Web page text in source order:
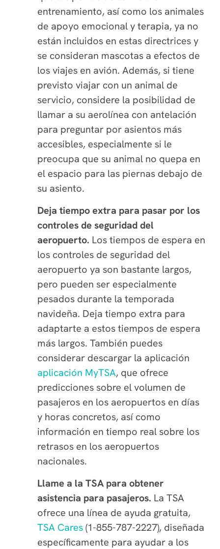
entrenamiento, así como los animales
de apoyo emocional y terapia, ya no
están incluidos en estas directrices y
se consideran mascotas a efectos de
los viajes en avión. Además, si tiene
previsto viajar con un animal de
servicio, considere la posibilidad de
llamar a su aerolínea con antelación
para preguntar por asientos más
accesibles, especialmente si le
preocupa que su animal no quepa en
el espacio para las piernas debajo de
su asiento.
Deja tiempo extra para pasar por los
controles de seguridad del
aeropuerto. Los tiempos de espera en
los controles de seguridad del
aeropuerto ya son bastante largos,
pero pueden ser especialmente
pesados durante la temporada
navideña. Deja tiempo extra para
adaptarte a estos tiempos de espera
más largos. También puedes
considerar descargar la aplicación
aplicación MyTSA, que ofrece
predicciones sobre el volumen de
pasajeros en los aeropuertos en días
y horas concretos, así como
información en tiempo real sobre los
retrasos en los aeropuertos
nacionales.
Llame a la TSA para obtener
asistencia para pasajeros. La TSA
ofrece una línea de ayuda gratuita,
TSA Cares(1-855-787-2227), diseñada
específicamente para ayudar a los